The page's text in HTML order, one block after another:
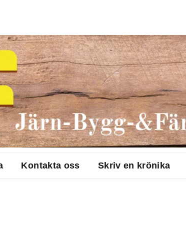
Kontakta oss Skriv en krönika